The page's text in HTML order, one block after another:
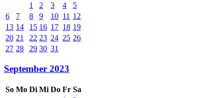
1
2 3 4
5
6
7 8 9 10 11 12
13 14 15 16 17 18 19
20 21 22 23 24 25 26
27 28 29 30 31
September 2023
So Mo Di Mi Do Fr Sa